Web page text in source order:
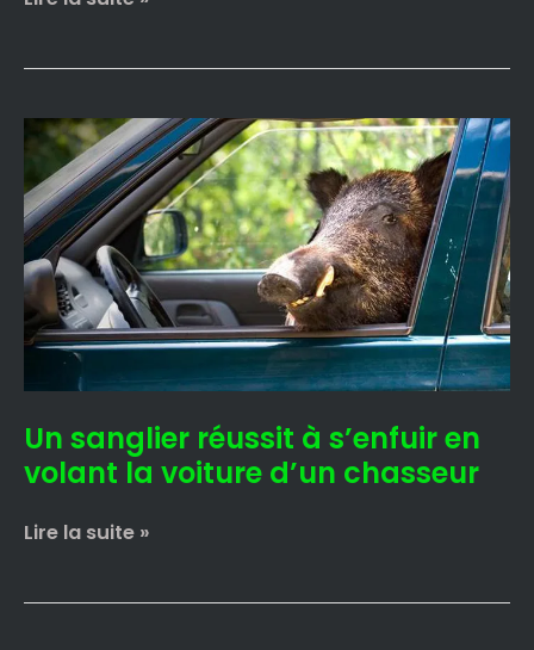
Un sanglier réussit à s’enfuir en
volant la voiture d’un chasseur
Un
sanglier
réussit
à
s’enfuir
en
volant
la
voiture
d’un
Lire la suite »